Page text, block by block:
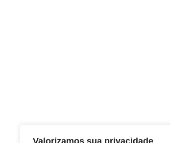
Valorizamos sua privacidade